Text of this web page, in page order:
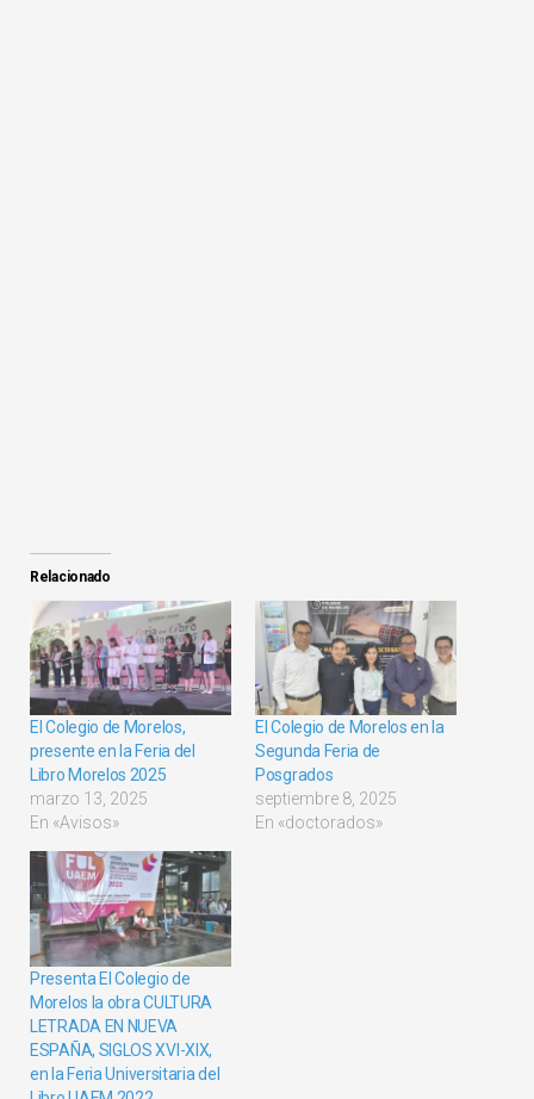
Relacionado
El Colegio de Morelos,
presente en la Feria del
Libro Morelos 2025
marzo 13, 2025
En «Avisos»
El Colegio de Morelos en la
Segunda Feria de
Posgrados
septiembre 8, 2025
En «doctorados»
Presenta El Colegio de
Morelos la obra CULTURA
LETRADA EN NUEVA
ESPAÑA, SIGLOS XVI-XIX,
en la Feria Universitaria del